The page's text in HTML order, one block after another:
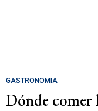
GASTRONOMÍA
Dónde comer